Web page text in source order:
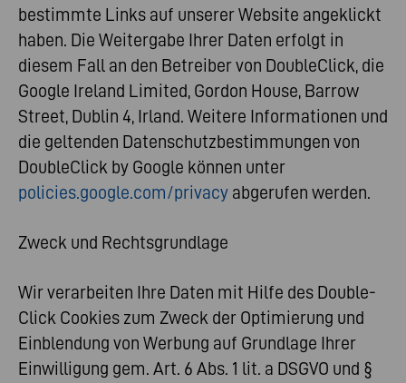
bestimmte Links auf unserer Website angeklickt
haben. Die Weitergabe Ihrer Daten erfolgt in
diesem Fall an den Betreiber von DoubleClick, die
Google Ireland Limited, Gordon House, Barrow
Street, Dublin 4, Irland. Weitere Informationen und
die geltenden Datenschutzbestimmungen von
DoubleClick by Google können unter
policies.google.com/privacy abgerufen werden.
Zweck und Rechtsgrundlage
Wir verarbeiten Ihre Daten mit Hilfe des Double-
Click Cookies zum Zweck der Optimierung und
Einblendung von Werbung auf Grundlage Ihrer
Einwilligung gem. Art. 6 Abs. 1 lit. a DSGVO und §